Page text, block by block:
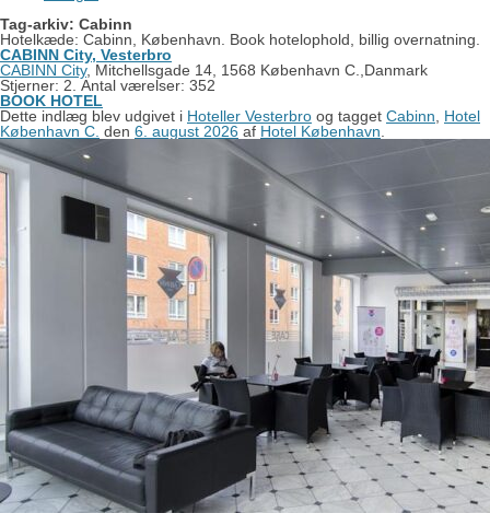
Tag-arkiv: Cabinn
Hotelkæde: Cabinn, København. Book hotelophold, billig overnatning.
CABINN City, Vesterbro
CABINN City, Mitchellsgade 14, 1568 København C.,Danmark
Stjerner: 2. Antal værelser: 352
BOOK HOTEL
Dette indlæg blev udgivet i Hoteller Vesterbro og tagget Cabinn
Hotel
København C. den 6. august 2026 af Hotel København